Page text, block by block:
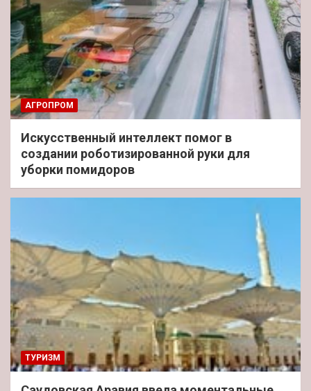
АГРОПРОМ
Искусственный интеллект помог в
создании роботизированной руки для
уборки помидоров
ТУРИЗМ